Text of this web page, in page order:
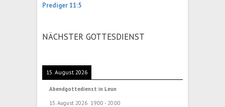
Prediger 11:5
NÄCHSTER GOTTESDIENST
15. August 2026
Abendgottedienst in Leun
15. August 2026 19:00 - 20:00